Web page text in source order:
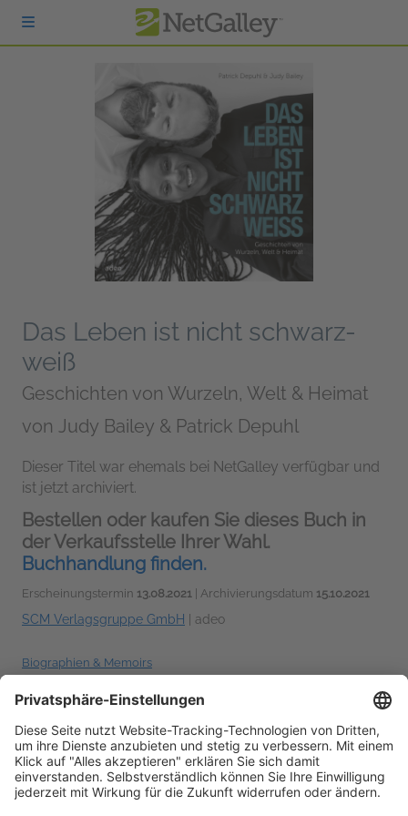
zum Hauptinhalt springen
Das Leben ist nicht schwarz-
weiß
Geschichten von Wurzeln, Welt & Heimat
von Judy Bailey & Patrick Depuhl
Dieser Titel war ehemals bei NetGalley verfügbar und
ist jetzt archiviert.
Bestellen oder kaufen Sie dieses Buch in
der Verkaufsstelle Ihrer Wahl.
Buchhandlung finden.
Erscheinungstermin 13.08.2021 | Archivierungsdatum 15.10.2021
SCM Verlagsgruppe GmbH adeo
Biographien & Memoirs
Sprechen Sie über dieses Buch? Dann nutzen Sie dabei
#DasLebenistnichtschwarzweiß #NetGalleyDE!Weitere
Hashtag-Tipps
Zum Inhalt